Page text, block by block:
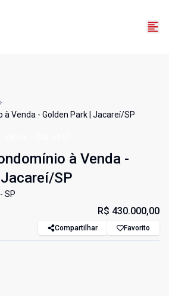
Venda - Golden Park | Jacareí/SP
à Venda -
SP
SP
R$ 430.000,00
Compartilhar Favorito